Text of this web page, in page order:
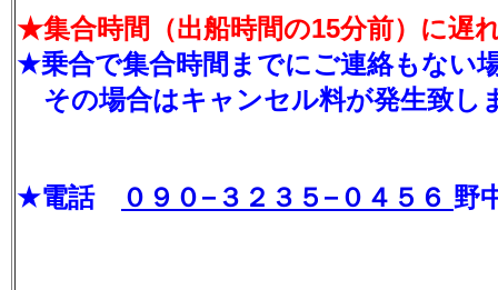
★集合時間（出船時間の15分前）に遅
★乗合で集合時間までにご連絡もない
その場合はキャンセル料が発生致し
★電話 ０９０−３２３５−０４５６ 野